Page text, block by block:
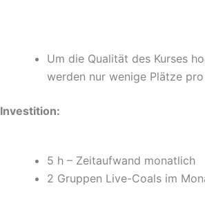
Um die Qualität des Kurses
werden nur wenige Plätze
Investition:
5 h – Zeitaufwand monatlich
2 Gruppen Live-Coals im